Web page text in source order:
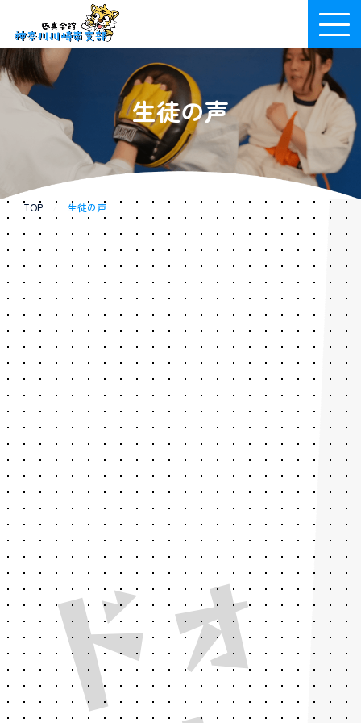
生徒の声
TOP / 生徒の声
ド
ォ
ン
!